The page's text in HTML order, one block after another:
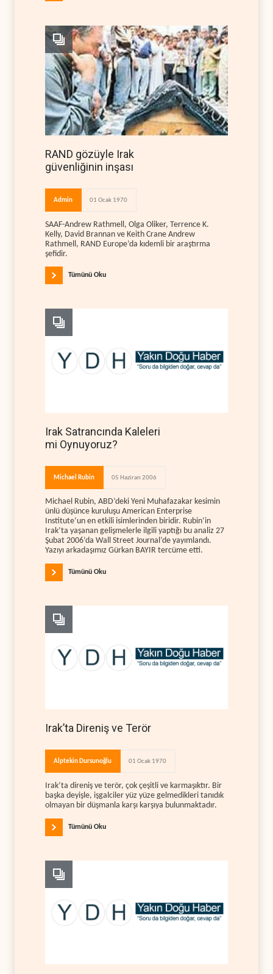
RAND gözüyle Irak
güvenliğinin inşası
Admin 01 Ocak 1970
SAAF-Andrew Rathmell, Olga Oliker, Terrence K.
Kelly, David Brannan ve Keith Crane Andrew
Rathmell, RAND Europe’da kıdemli bir araştırma
şefidir.
Tümünü Oku
Irak Satrancında Kaleleri
mi Oynuyoruz?
Michael Rubin 05 Haziran 2006
Michael Rubin, ABD’deki Yeni Muhafazakar kesimin
ünlü düşünce kuruluşu American Enterprise
Institute’un en etkili isimlerinden biridir. Rubin’in
Irak’ta yaşanan gelişmelerle ilgili yaptığı bu analiz 27
Şubat 2006’da Wall Street Journal’de yayımlandı.
Yazıyı arkadaşımız Gürkan BAYIR tercüme etti.
Tümünü Oku
Irak’ta Direniş ve Terör
Alptekin Dursunoğlu 01 Ocak 1970
Irak’ta direniş ve terör, çok çeşitli ve karmaşıktır. Bir
başka deyişle, işgalciler yüz yüze gelmedikleri tanıdık
olmayan bir düşmanla karşı karşıya bulunmaktadır.
Tümünü Oku